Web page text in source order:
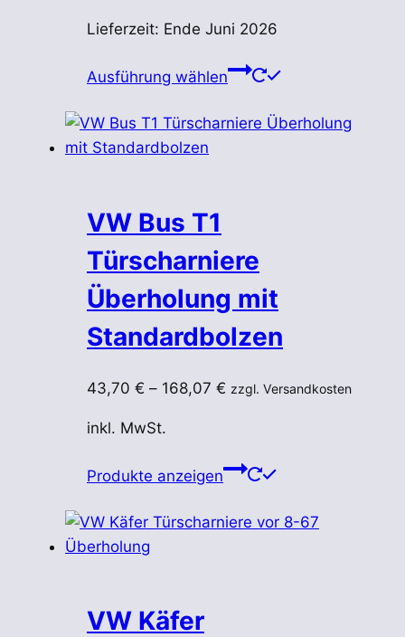
Lieferzeit: Ende Juni 2026
Ausführung wählen
Dieses
weist
Produktseite
werden
VW Bus T1
Türscharniere
Überholung mit
Standardbolzen
43,70 € – 168,07 € zzgl. Versandkosten
inkl. MwSt.
Produkte anzeigen
VW Käfer